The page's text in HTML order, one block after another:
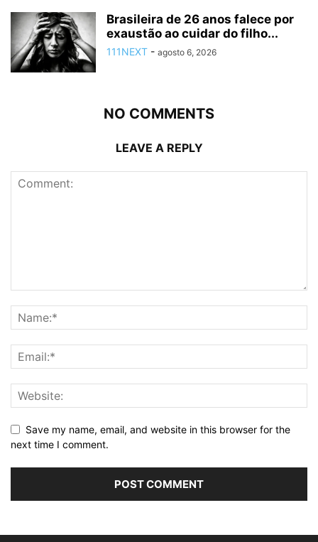
Brasileira de 26 anos falece por
exaustão ao cuidar do filho...
111NEXT - agosto 6, 2026
NO COMMENTS
LEAVE A REPLY
Save my name, email, and website in this browser for the
next time I comment.